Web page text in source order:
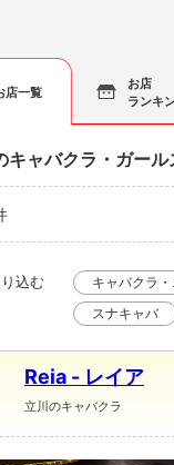
店一覧
お店
ランキ
キャバクラ・ガール
込む キャバクラ
スナキャバ
Reia - レイア
立川のキャバクラ